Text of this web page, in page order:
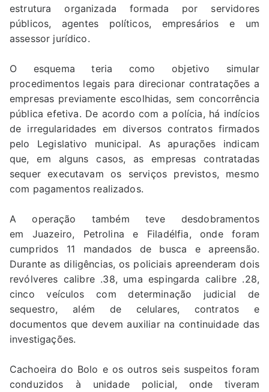
estrutura organizada formada por servidores
públicos, agentes políticos, empresários e um
assessor jurídico.
O esquema teria como objetivo simular
procedimentos legais para direcionar contratações a
empresas previamente escolhidas, sem concorrência
pública efetiva. De acordo com a polícia, há indícios
de irregularidades em diversos contratos firmados
pelo Legislativo municipal. As apurações indicam
que, em alguns casos, as empresas contratadas
sequer executavam os serviços previstos, mesmo
com pagamentos realizados.
A operação também teve desdobramentos
em Juazeiro, Petrolina e Filadélfia, onde foram
cumpridos 11 mandados de busca e apreensão.
Durante as diligências, os policiais apreenderam dois
revólveres calibre .38, uma espingarda calibre .28,
cinco veículos com determinação judicial de
sequestro, além de celulares, contratos e
documentos que devem auxiliar na continuidade das
investigações.
Cachoeira do Bolo e os outros seis suspeitos foram
conduzidos à unidade policial, onde tiveram